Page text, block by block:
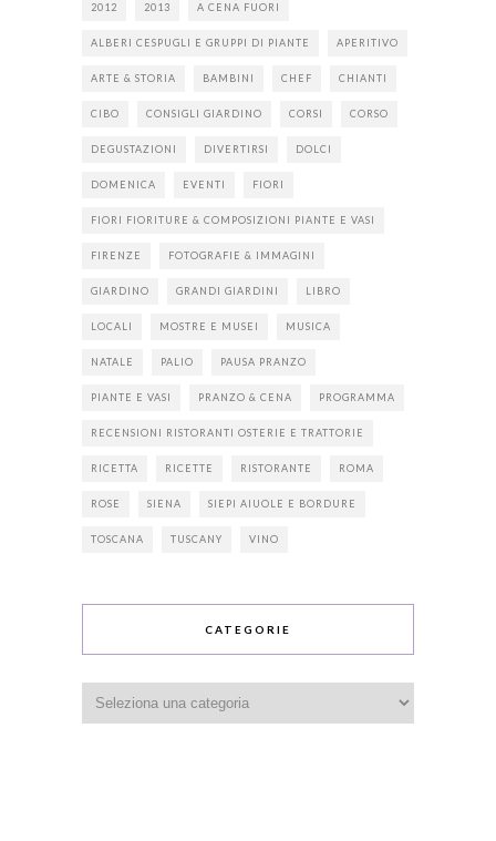
2012 2013 A CENA FUORI
ALBERI CESPUGLI E GRUPPI DI PIANTE APERITIVO
ARTE & STORIA BAMBINI CHEF CHIANTI
CIBO CONSIGLI GIARDINO CORSI CORSO
DEGUSTAZIONI DIVERTIRSI DOLCI
DOMENICA EVENTI FIORI
FIORI FIORITURE & COMPOSIZIONI PIANTE E VASI
FIRENZE FOTOGRAFIE & IMMAGINI
GIARDINO GRANDI GIARDINI LIBRO
LOCALI MOSTRE E MUSEI MUSICA
NATALE PALIO PAUSA PRANZO
PIANTE E VASI PRANZO & CENA PROGRAMMA
RECENSIONI RISTORANTI OSTERIE E TRATTORIE
RICETTA RICETTE RISTORANTE ROMA
ROSE SIENA SIEPI AIUOLE E BORDURE
TOSCANA TUSCANY VINO
CATEGORIE